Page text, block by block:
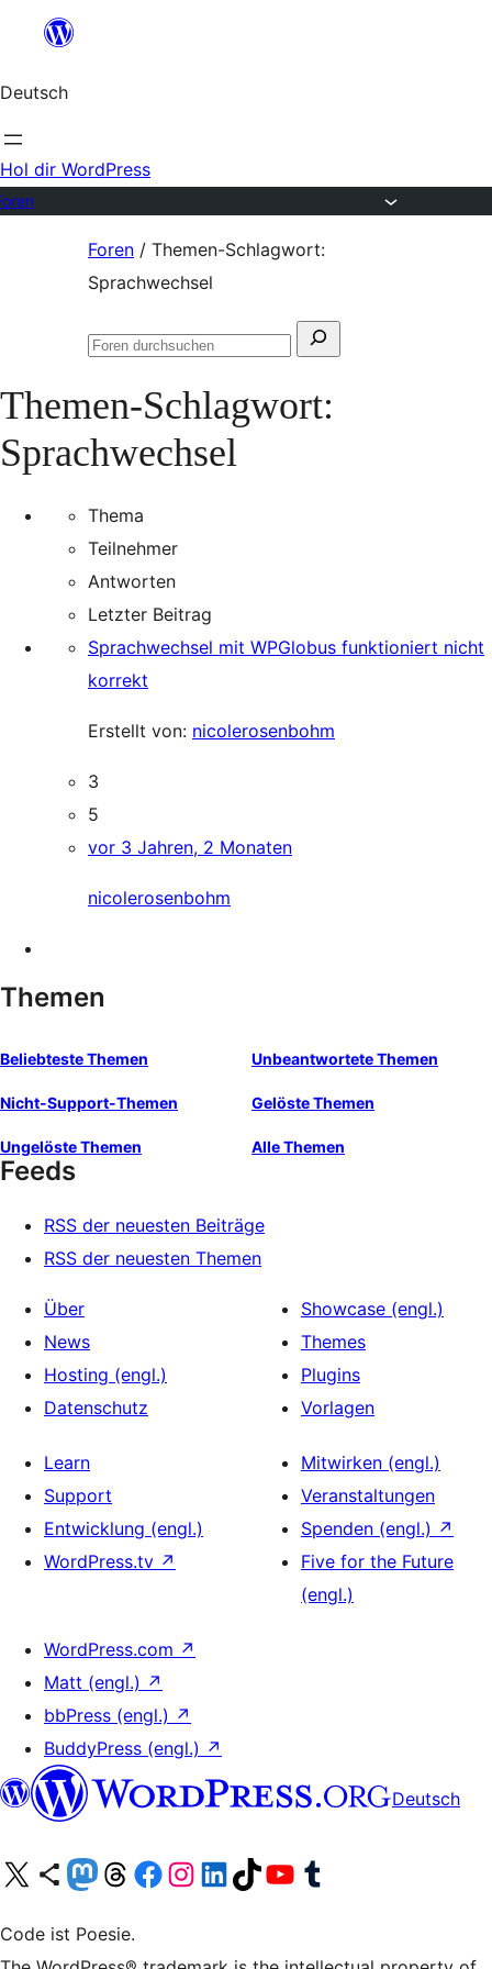
springen
Deutsch
Hol dir WordPress
Foren / Themen-Schlagwort:
Sprachwechsel
Suchen
Foren
Themen-Schlagwort:
Sprachwechsel
Thema
Teilnehmer
Antworten
Letzter Beitrag
Sprachwechsel mit WPGlobus funktioniert nicht
korrekt
Erstellt von: nicolerosenbohm
3
5
vor 3 Jahren, 2 Monaten
nicolerosenbohm
Themen
Beliebteste Themen Unbeantwortete Themen
Nicht-Support-Themen Gelöste Themen
Ungelöste Themen Alle Themen
Feeds
RSS der neuesten Beiträge
RSS der neuesten Themen
Über
News
Hosting (engl.)
Datenschutz
Showcase (engl.)
Themes
Plugins
Vorlagen
Learn
Support
Entwicklung (engl.)
WordPress.tv ↗
Mitwirken (engl.)
Veranstaltungen
Spenden (engl.) ↗
Five for the Future
(engl.)
WordPress.com ↗
Matt (engl.) ↗
bbPress (engl.) ↗
BuddyPress (engl.) ↗
Deutsch
Unser X-Konto (früher Twitter) besuchen
Unser Bluesky-Konto besuchen
Unser Mastodon-Konto besuchen
Unser Threads-Konto besuchen
Unsere Facebook-Seite besuchen
Unser Instagram-Konto besuchen
Unser LinkedIn-Konto besuchen
Unser TikTok-Konto besuchen
Unseren YouTube-Kanal besuchen
Unser Tumblr-Konto besuchen
Code ist Poesie.